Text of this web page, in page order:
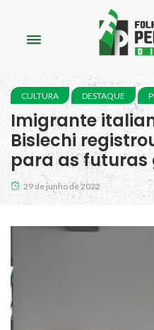
CULTURA DESTAQUE
Imigrante
Bislechi
para as futuras
29 de junho de 2022